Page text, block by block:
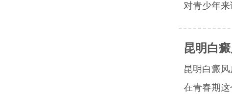
对青少年
昆明白
昆明白癜
在青春期